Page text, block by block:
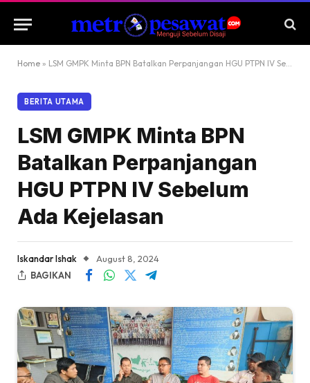
Home » LSM GMPK Minta BPN Batalkan Perpanjangan HGU PTPN IV Sebelum Ada Kejelasan
BERITA UTAMA
LSM GMPK Minta BPN
Batalkan Perpanjangan
HGU PTPN IV Sebelum
Ada Kejelasan
Iskandar Ishak
August 8, 2024
BAGIKAN